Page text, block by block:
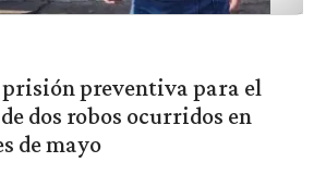
preventiva para el
dos robos ocurridos en
de mayo